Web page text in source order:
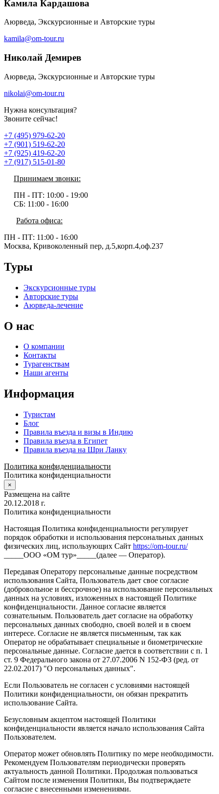
Камила Кардашова
Аюрведа, Экскурсионные и Авторские туры
kamila@om-tour.ru
Николай Демирев
Аюрведа, Экскурсионные и Авторские туры
nikolai@om-tour.ru
Нужна консультация?
Звоните сейчас!
+7 (495) 979-62-20
+7 (901) 519-62-20
+7 (925) 419-62-20
+7 (917) 515-01-80
Принимаем звонки:
ПН - ПТ: 10:00 - 19:00
СБ: 11:00 - 16:00
Работа офиса:
ПН - ПТ: 11:00 - 16:00
Москва, Кривоколенный пер, д.5,корп.4,оф.237
Туры
Экскурсионные туры
Авторские туры
Аюрведа-лечение
О нас
О компании
Контакты
Турагенствам
Наши агенты
Информация
Туристам
Блог
Правила въезда и визы в Индию
Правила въезда в Египет
Правила въезда на Шри Ланку
Политика конфиденциальности
Политика конфиденциальности
×
Размещена на сайте
20.12.2018 г.
Политика конфиденциальности
Настоящая Политика конфиденциальности регулирует
порядок обработки и использования персональных данных
физических лиц, использующих Сайт https://om-tour.ru/
_____ООО «ОМ тур»_____(далее — Оператор).
Передавая Оператору персональные данные посредством
использования Сайта, Пользователь дает свое согласие
(добровольное и бессрочное) на использование персональных
данных на условиях, изложенных в настоящей Политике
конфиденциальности. Данное согласие является
сознательным. Пользователь дает согласие на обработку
персональных данных свободно, своей волей и в своем
интересе. Согласие не является письменным, так как
Оператор не обрабатывает специальные и биометрические
персональные данные. Согласие дается в соответствии с п. 1
ст. 9 Федерального закона от 27.07.2006 N 152-ФЗ (ред. от
22.02.2017) "О персональных данных".
Если Пользователь не согласен с условиями настоящей
Политики конфиденциальности, он обязан прекратить
использование Сайта.
Безусловным акцептом настоящей Политики
конфиденциальности является начало использования Сайта
Пользователем.
Оператор может обновлять Политику по мере необходимости.
Рекомендуем Пользователям периодически проверять
актуальность данной Политики. Продолжая пользоваться
Сайтом после изменения Политики, Вы подтверждаете
согласие с внесенными изменениями.